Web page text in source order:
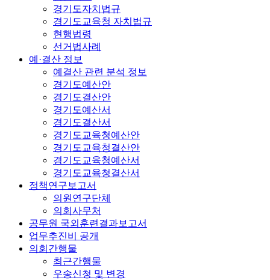
경기도자치법규
경기도교육청 자치법규
현행법령
선거법사례
예·결산 정보
예결산 관련 분석 정보
경기도예산안
경기도결산안
경기도예산서
경기도결산서
경기도교육청예산안
경기도교육청결산안
경기도교육청예산서
경기도교육청결산서
정책연구보고서
의원연구단체
의회사무처
공무원 국외훈련결과보고서
업무추진비 공개
의회간행물
최근간행물
우송신청 및 변경